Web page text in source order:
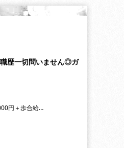
職歴一切問いません◎ガ
円＋歩合給…